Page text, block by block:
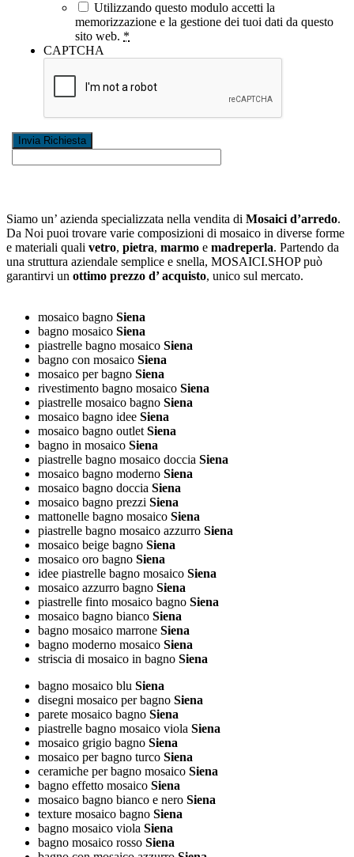
Utilizzando questo modulo accetti la
memorizzazione e la gestione dei tuoi dati da questo
sito web. *
CAPTCHA
Siamo un’ azienda specializzata nella vendita di Mosaici d’arredo.
Da Noi puoi trovare varie composizioni di mosaico in diverse forme
e materiali quali vetro, pietra, marmo e madreperla. Partendo da
una struttura aziendale semplice e snella, MOSAICI.SHOP può
garantirvi un ottimo prezzo d’ acquisto, unico sul mercato.
mosaico bagno Siena
bagno mosaico Siena
piastrelle bagno mosaico Siena
bagno con mosaico Siena
mosaico per bagno Siena
rivestimento bagno mosaico Siena
piastrelle mosaico bagno Siena
mosaico bagno idee Siena
mosaico bagno outletSiena
bagno in mosaico Siena
piastrelle bagno mosaico doccia Siena
mosaico bagno moderno Siena
mosaico bagno doccia Siena
mosaico bagno prezzi Siena
mattonelle bagno mosaico Siena
piastrelle bagno mosaico azzurro Siena
mosaico beige bagno Siena
mosaico oro bagno Siena
idee piastrelle bagno mosaico Siena
mosaico azzurro bagno Siena
piastrelle finto mosaico bagno Siena
mosaico bagno bianco Siena
bagno mosaico marrone Siena
bagno moderno mosaico Siena
striscia di mosaico in bagno Siena
bagno mosaico blu Siena
disegni mosaico per bagno Siena
parete mosaico bagno Siena
piastrelle bagno mosaico viola Siena
mosaico grigio bagno Siena
mosaico per bagno turco Siena
ceramiche per bagno mosaico Siena
bagno effetto mosaico Siena
mosaico bagno bianco e nero Siena
texture mosaico bagno Siena
bagno mosaico viola Siena
bagno mosaico rosso Siena